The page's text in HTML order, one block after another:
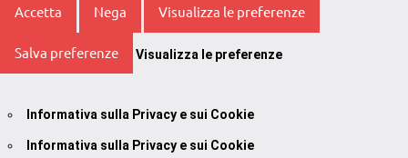
Accetta Nega Visualizza le preferenze
Salva preferenze Visualizza le preferenze
Informativa sulla Privacy e sui Cookie
Informativa sulla Privacy e sui Cookie